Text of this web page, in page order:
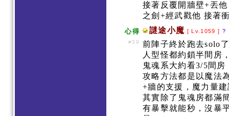
接著反覆開牆壁+丟
之劍+經武戳他 接著
心得 謎途小魔 [ Lv.1059 ] ?
#39
前陣子終於跑去solo
人型怪都約鎖半間房
鬼魂系大約看3/5間
攻略方法都是以魔法
+牆的支援，魔力量
其實除了鬼魂房都滿
有暴擊就能秒，沒暴